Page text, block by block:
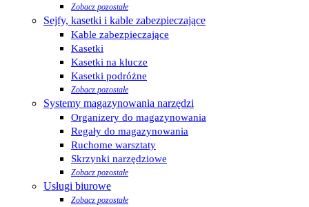
Zobacz pozostałe
Sejfy, kasetki i kable zabezpieczające
Kable zabezpieczające
Kasetki
Kasetki na klucze
Kasetki podróżne
Zobacz pozostałe
Systemy magazynowania narzędzi
Organizery do magazynowania
Regały do magazynowania
Ruchome warsztaty
Skrzynki narzędziowe
Zobacz pozostałe
Usługi biurowe
Zobacz pozostałe